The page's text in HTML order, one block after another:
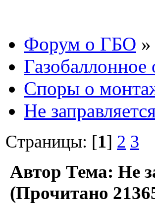
Форум о ГБО »
Газобаллонное
Споры о
Не
Страницы: [1] 2 3
Автор Тема: Не
(Прочитано